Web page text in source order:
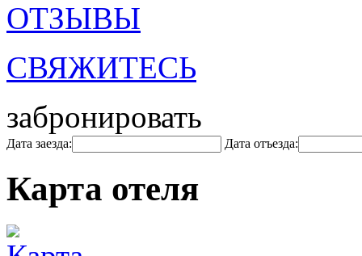
ОТЗЫВЫ
СВЯЖИТЕСЬ
забронировать
Дата заезда: Дата отъезда:
Карта отеля